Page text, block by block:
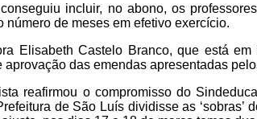
incluir, no abono, os
número de meses em efetivo exercício.
Elisabeth Castelo Branco, que está
das emendas apresentadas
reafirmou o compromisso do
de São Luís dividisse as